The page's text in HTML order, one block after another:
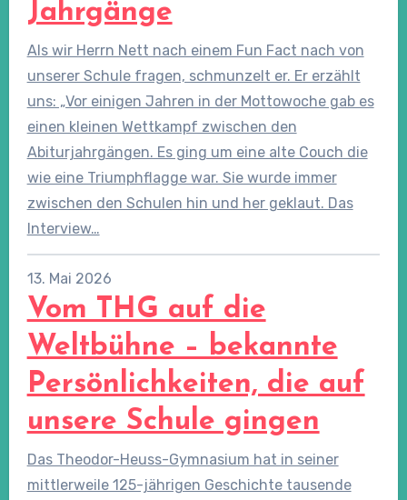
Jahrgänge
Als wir Herrn Nett nach einem Fun Fact nach von
unserer Schule fragen, schmunzelt er. Er erzählt
uns: „Vor einigen Jahren in der Mottowoche gab es
einen kleinen Wettkampf zwischen den
Abiturjahrgängen. Es ging um eine alte Couch die
wie eine Triumphflagge war. Sie wurde immer
zwischen den Schulen hin und her geklaut. Das
Interview…
13. Mai 2026
Vom THG auf die
Weltbühne – bekannte
Persönlichkeiten, die auf
unsere Schule gingen
Das Theodor-Heuss-Gymnasium hat in seiner
mittlerweile 125-jährigen Geschichte tausende